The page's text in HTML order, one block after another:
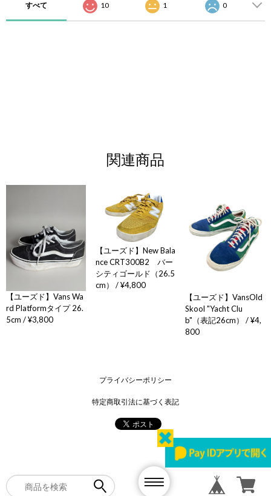
すべて 10 1 0
関連商品
【ユーズド】Vans Wa
rd Platformタイプ 26.
5cm / ¥3,800
【ユーズド】New Bala
nce CRT300B2 バー
シティゴールド（26.5
cm） / ¥4,800
【ユーズド】VansOld
Skool "Yacht Clu
b"（表記26cm） / ¥4,
800
プライバシーポリシー
特定商取引法に基づく表記